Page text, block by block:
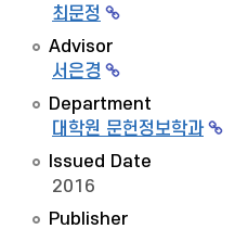
최문정
Advisor
서은경
Department
대학원 문헌정보학과
Issued Date
2016
Publisher